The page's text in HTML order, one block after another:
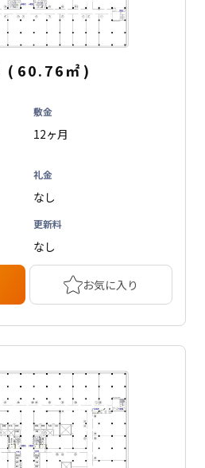
( 60.76㎡ )
敷金
12ヶ月
礼金
なし
更新料
なし
お気に入り